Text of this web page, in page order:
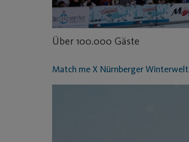
Über 100.000 Gäste
Match me X Nürnberger Winterwelt